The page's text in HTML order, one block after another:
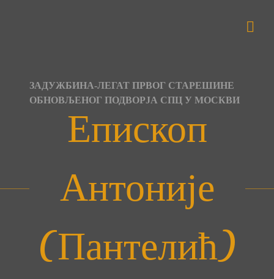
ЗАДУЖБИНА-ЛЕГАТ ПРВОГ СТАРЕШИНЕ
ОБНОВЉЕНОГ ПОДВОРЈА СПЦ У МОСКВИ
Епископ
Антоније
(Пантелић)